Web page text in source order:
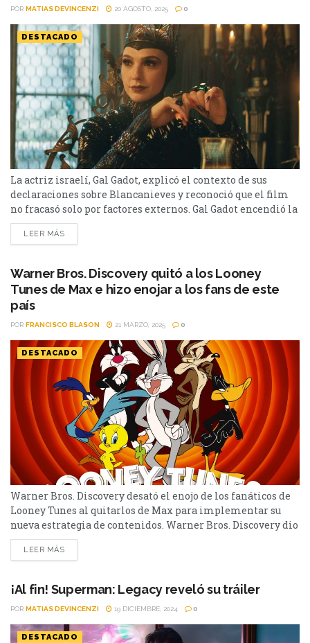
POR MATIAS DEVINCENZI 20 AGOSTO, 2025 0
DESTACADO
La actriz israelí, Gal Gadot, explicó el contexto de sus
declaraciones sobre Blancanieves y reconoció que el film
no fracasó solo por factores externos. Gal Gadot encendió la
polémica durante su aparición en el programa israelí The
A Talks la semana pasada, al afirmar que Blancanieves
Hollywood, vinculado a la reciente...
LEER MÁS
Warner Bros. Discovery quitó a los Looney
Tunes de Max e hizo enojar a los fans de este
país
POR FRANCISCO BLASON 21 MARZO, 2025 0
DESTACADO
Warner Bros. Discovery desató el enojo de los fanáticos de
Looney Tunes al quitarlos de Max para implementar su
nueva estrategia de contenidos. Warner Bros. Discovery dio
un golpe en la mesa y el resultado generó mucho enojo. La
productora decidió sacar del catálogo de Max, su servicio de
tomó la...
LEER MÁS
¡Al fin! Superman: Legacy reveló su tráiler
POR MATIAS DEVINCENZI 19 DICIEMBRE, 2024 0
DESTACADO